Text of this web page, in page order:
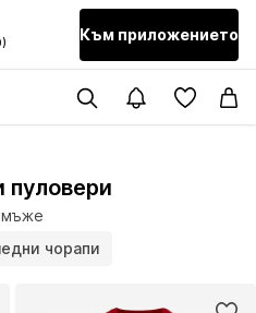
Към приложението
пуловери
мъже
чорапи